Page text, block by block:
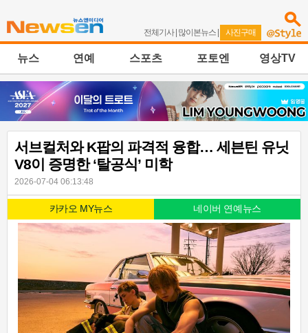
전체기사| 많이본뉴스 | 사진구매
뉴스 연예 스포츠 포토엔 영상TV
서브컬처와 K팝의 파격적 융합… 세븐틴 유닛
V8이 증명한 ‘탈공식’ 미학
2026-07-04 06:13:48
카카오 MY뉴스 네이버 연예뉴스